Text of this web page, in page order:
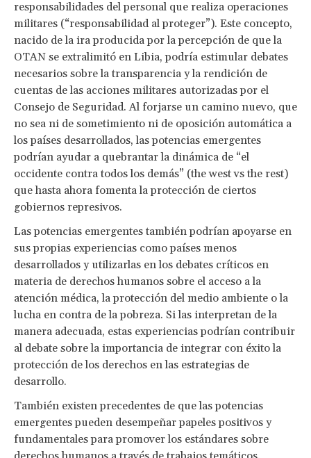
responsabilidades del personal que realiza operaciones
militares (“responsabilidad al proteger”). Este concepto,
nacido de la ira producida por la percepción de que la
OTAN se extralimitó en Libia, podría estimular debates
necesarios sobre la transparencia y la rendición de
cuentas de las acciones militares autorizadas por el
Consejo de Seguridad. Al forjarse un camino nuevo, que
no sea ni de sometimiento ni de oposición automática a
los países desarrollados, las potencias emergentes
podrían ayudar a quebrantar la dinámica de “el
occidente contra todos los demás” (the west vs the rest)
que hasta ahora fomenta la protección de ciertos
gobiernos represivos.
Las potencias emergentes también podrían apoyarse en
sus propias experiencias como países menos
desarrollados y utilizarlas en los debates críticos en
materia de derechos humanos sobre el acceso a la
atención médica, la protección del medio ambiente o la
lucha en contra de la pobreza. Si las interpretan de la
manera adecuada, estas experiencias podrían contribuir
al debate sobre la importancia de integrar con éxito la
protección de los derechos en las estrategias de
desarrollo.
También existen precedentes de que las potencias
emergentes pueden desempeñar papeles positivos y
fundamentales para promover los estándares sobre